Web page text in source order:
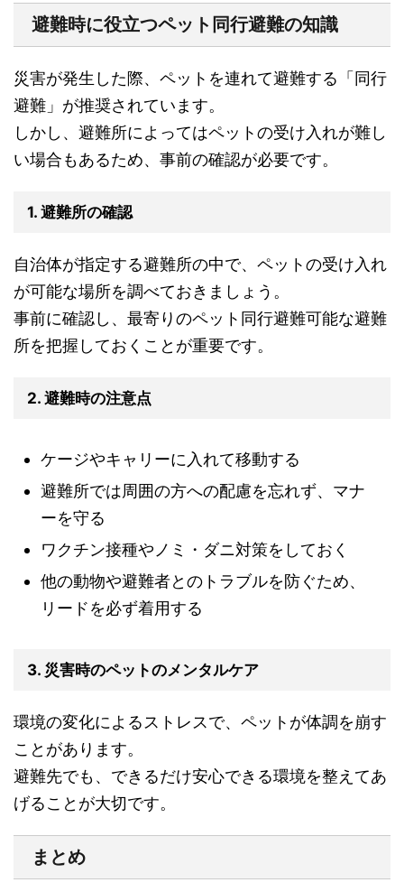
避難時に役立つペット同行避難の知識
災害が発生した際、ペットを連れて避難する「同行
避難」が推奨されています。
しかし、避難所によってはペットの受け入れが難し
い場合もあるため、事前の確認が必要です。
1. 避難所の確認
自治体が指定する避難所の中で、ペットの受け入れ
が可能な場所を調べておきましょう。
事前に確認し、最寄りのペット同行避難可能な避難
所を把握しておくことが重要です。
2. 避難時の注意点
ケージやキャリーに入れて移動する
避難所では周囲の方への配慮を忘れず、マナ
ーを守る
ワクチン接種やノミ・ダニ対策をしておく
他の動物や避難者とのトラブルを防ぐため、
リードを必ず着用する
3. 災害時のペットのメンタルケア
環境の変化によるストレスで、ペットが体調を崩す
ことがあります。
避難先でも、できるだけ安心できる環境を整えてあ
げることが大切です。
まとめ